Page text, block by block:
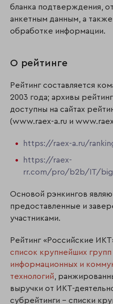
бланка подтверждения,
анкетным данным, а также
обработке информации.
О рейтинге
Рейтинг составляется
2003 года; архивы
доступны на сайтах
(www.raex-a.ru и
https://raex-a.ru/
https://raex-
rr.com/pro/b2b/IT/
Основой рэнкингов
предоставленные и
участниками.
Рейтинг «Российские
список крупнейших
информационных и
технологий ,
выручки от ИКТ-
субрейтинги – списки